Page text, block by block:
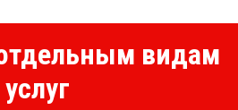
видам
услуг